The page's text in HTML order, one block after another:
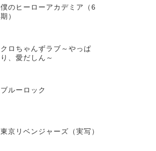
僕のヒーローアカデミア（6
期）
クロちゃんずラブ～やっぱ
り、愛だしん～
ブルーロック
東京リベンジャーズ（実写）